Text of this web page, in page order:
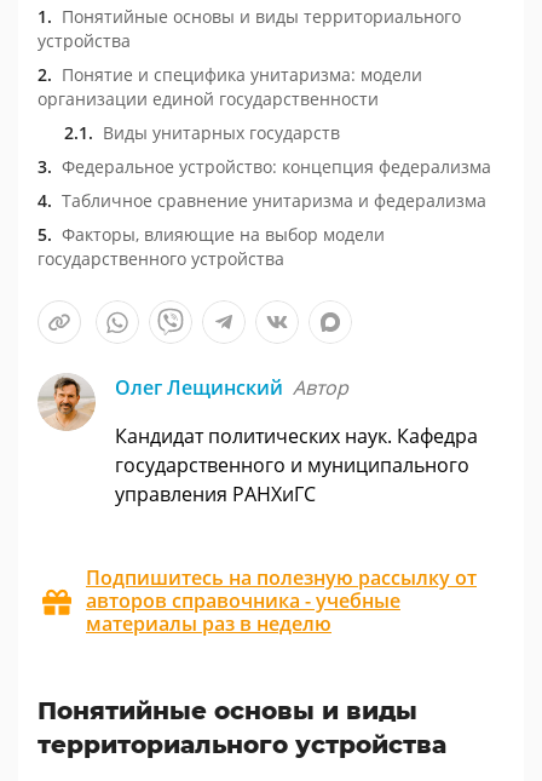
Понятийные основы и виды территориального
устройства
Понятие и специфика унитаризма: модели
организации единой государственности
Виды унитарных государств
Федеральное устройство: концепция федерализма
Табличное сравнение унитаризма и федерализма
Факторы, влияющие на выбор модели
государственного устройства
Олег Лещинский Автор
Кандидат политических наук. Кафедра
государственного и муниципального
управления РАНХиГС
Подпишитесь на полезную рассылку от
авторов справочника - учебные
материалы раз в неделю
Понятийные основы и виды
территориального устройства